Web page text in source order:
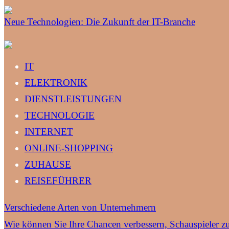
Neue Technologien: Die Zukunft der IT-Branche
IT
ELEKTRONIK
DIENSTLEISTUNGEN
TECHNOLOGIE
INTERNET
ONLINE-SHOPPING
ZUHAUSE
REISEFÜHRER
Verschiedene Arten von Unternehmern
Wie können Sie Ihre Chancen verbessern, Schauspieler